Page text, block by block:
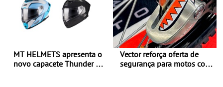
MT HELMETS apresenta o
novo capacete Thunder 4 R
Vector reforça oferta de
segurança para motos com